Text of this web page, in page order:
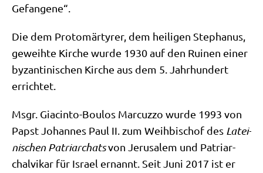
Gefangene“.
Die dem Pro­to­mär­ty­rer, dem hei­li­gen Ste­pha­nus,
geweih­te Kir­che wur­de 1930 auf den Rui­nen einer
byzan­ti­ni­schen Kir­che aus dem 5. Jahr­hun­dert
errichtet.
Msgr. Gia­c­in­to-Bou­los Mar­cuz­zo wur­de 1993 von
Papst Johan­nes Paul II. zum Weih­bi­schof des Latei­
ni­schen Patri­ar­chatsvon Jeru­sa­lem und Patri­ar­
chal­vi­kar für Isra­el ernannt. Seit Juni 2017 ist er